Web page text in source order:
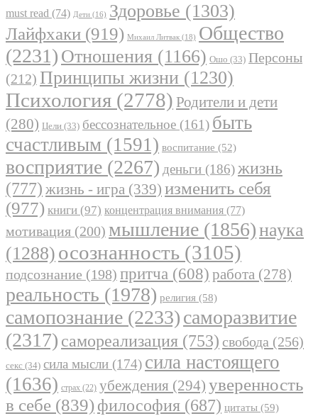
must read (74) Дети (16) Здоровье (1303)
Лайфхаки (919) Михаил Литвак (18) Общество
(2231) Отношения (1166) Ошо (33) Персоны
(212) Принципы жизни (1230)
Психология (2778) Родители и дети
(280) Цели (33) бессознательное (161) быть
счастливым (1591) воспитание (52)
восприятие (2267) деньги (186)жизнь
(777) жизнь - игра (339) изменить себя
(977) книги (97) концентрация внимания (77)
мотивация (200) мышление (1856)наука
(1288) осознанность (3105)
подсознание (198) притча (608) работа (278)
реальность (1978) религия (58)
самопознание (2233)саморазвитие
(2317) самореализация (753) свобода (256)
секс (34) сила мысли (174) сила настоящего
(1636) страх (22) убеждения (294) уверенность
в себе (839) философия (687) цитаты (59)